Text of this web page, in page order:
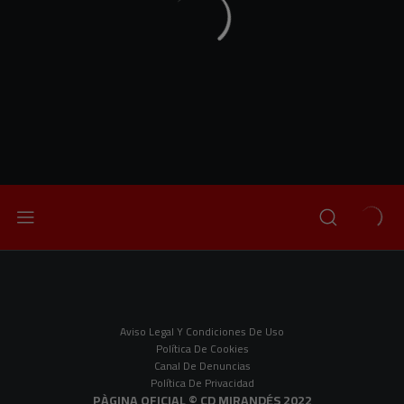
Aviso Legal Y Condiciones De Uso
Política De Cookies
Canal De Denuncias
Política De Privacidad